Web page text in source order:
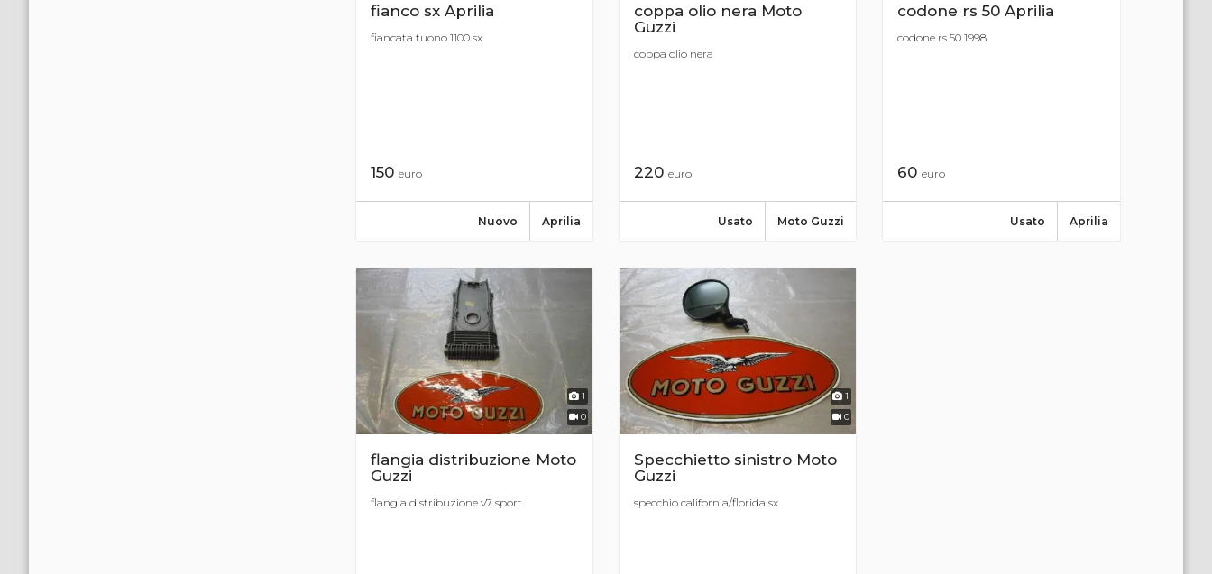
fianco sx Aprilia
fiancata tuono 1100 sx
150 euro
Aprilia
Nuovo
coppa olio nera Moto
Guzzi
coppa olio nera
220 euro
Moto Guzzi
Usato
codone rs 50 Aprilia
codone rs 50 1998
60euro
Aprilia
Usato
1
0
flangia distribuzione Moto
Guzzi
flangia distribuzione v7 sport
1
0
Specchietto sinistro Moto
Guzzi
specchio california/florida sx